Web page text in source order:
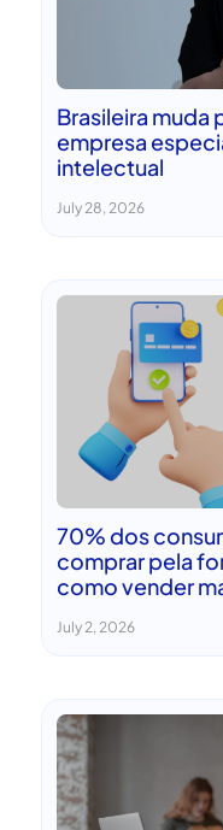
Brasileira muda
empresa
intelectual
July 28, 2026
70% dos
comprar pela
como vender
July 2, 2026